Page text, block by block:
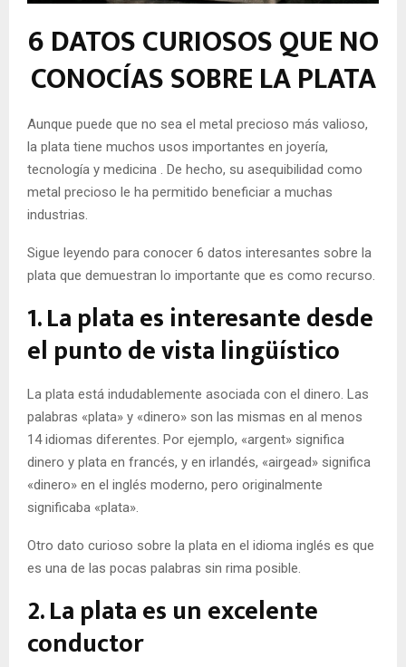
6 DATOS CURIOSOS QUE NO
CONOCÍAS SOBRE LA PLATA
Aunque puede que no sea el metal precioso más valioso,
la plata tiene muchos usos importantes en joyería,
tecnología y medicina . De hecho, su asequibilidad como
metal precioso le ha permitido beneficiar a muchas
industrias.
Sigue leyendo para conocer 6 datos interesantes sobre la
plata que demuestran lo importante que es como recurso.
1. La plata es interesante desde
el punto de vista lingüístico
La plata está indudablemente asociada con el dinero. Las
palabras «plata» y «dinero» son las mismas en al menos
14 idiomas diferentes. Por ejemplo, «argent» significa
dinero y plata en francés, y en irlandés, «airgead» significa
«dinero» en el inglés moderno, pero originalmente
significaba «plata».
Otro dato curioso sobre la plata en el idioma inglés es que
es una de las pocas palabras sin rima posible.
2. La plata es un excelente
conductor